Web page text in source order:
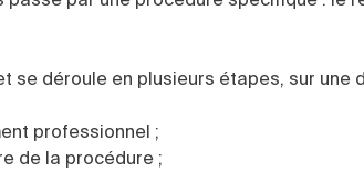
se déroule en plusieurs étapes, sur une
professionnel ;
de la procédure ;